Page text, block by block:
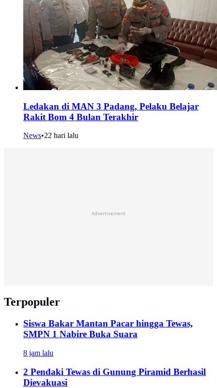
Ledakan di MAN 3 Padang, Pelaku Belajar
Rakit Bom 4 Bulan Terakhir
News•22 hari lalu
Advertisement
Terpopuler
Siswa Bakar Mantan Pacar hingga Tewas,
SMPN 1 Nabire Buka Suara
8 jam lalu
2 Pendaki Tewas di Gunung Piramid Berhasil
Dievakuasi